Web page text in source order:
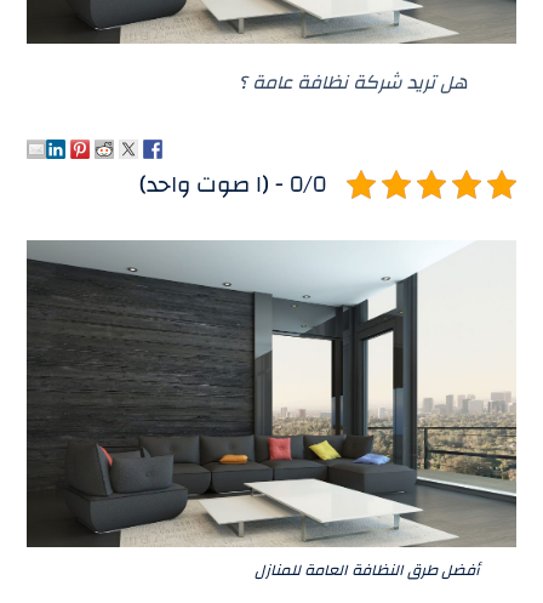
هل تريد شركة نظافة عامة ؟
٥/٥ - (١ صوت واحد)
أفضل طرق النظافة العامة للمنازل